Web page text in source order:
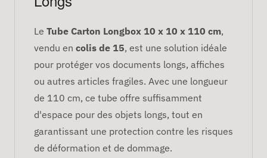
Le Tube Carton Longbox 10 x 10 x 110 cm,
vendu en colis de 15, est une solution idéale
pour protéger vos documents longs, affiches
ou autres articles fragiles. Avec une longueur
de 110 cm, ce tube offre suffisamment
d'espace pour des objets longs, tout en
garantissant une protection contre les risques
de déformation et de dommage.